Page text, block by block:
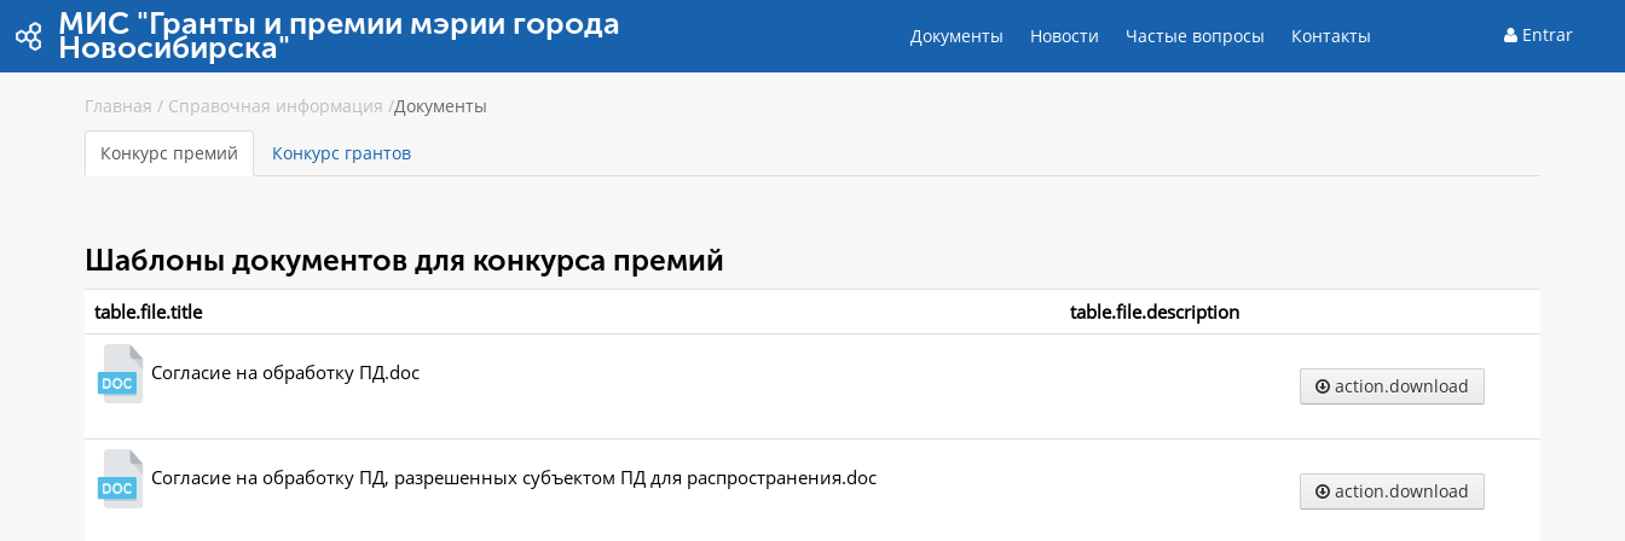
Pular para o conteúdo
МИС "Гранты и премии мэрии города
Новосибирска" Документы Новости Частые вопросы Контакты Entrar
Главная / Справочная информация /Документы
Конкурс премий Конкурс грантов
Шаблоны документов для конкурса премий
table.file.title table.file.description
Согласие на обработку ПД.doc
action.download
Согласие на обработку ПД, разрешенных субъектом ПД для распространения.doc
action.download